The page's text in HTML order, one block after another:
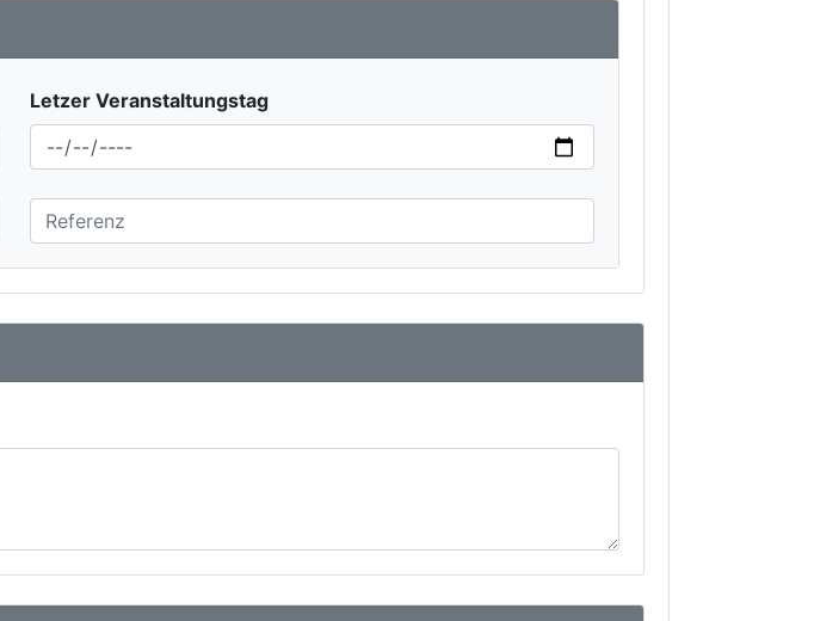
Letzer Veranstaltungstag